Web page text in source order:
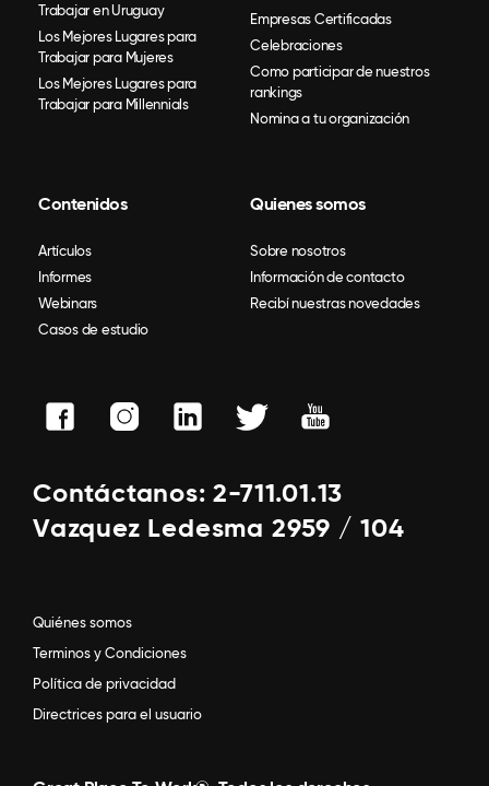
Trabajar en Uruguay
Los Mejores Lugares para
Trabajar para Mujeres
Los Mejores Lugares para
Trabajar para Millennials
Empresas Certificadas
Celebraciones
Como participar de nuestros
rankings
Nomina a tu organización
Contenidos
Artículos
Informes
Webinars
Casos de estudio
Quienes somos
Sobre nosotros
Información de contacto
Recibí nuestras novedades
Contáctanos: 2-711.01.13
Vazquez Ledesma 2959 / 104
Quiénes somos
Terminos y Condiciones
Política de privacidad
Directrices para el usuario